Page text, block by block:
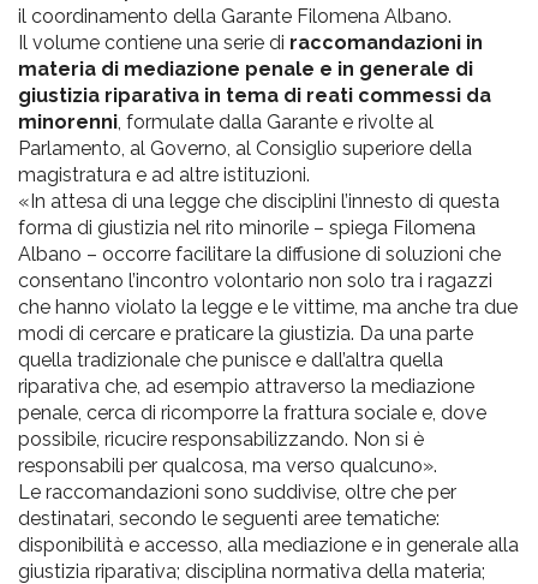
il coordinamento della Garante Filomena Albano.
Il volume contiene una serie di raccomandazioni in
materia di mediazione penale e in generale di
giustizia riparativa in tema di reati commessi da
minorenni, formulate dalla Garante e rivolte al
Parlamento, al Governo, al Consiglio superiore della
magistratura e ad altre istituzioni.
«In attesa di una legge che disciplini l’innesto di questa
forma di giustizia nel rito minorile – spiega Filomena
Albano – occorre facilitare la diffusione di soluzioni che
consentano l’incontro volontario non solo tra i ragazzi
che hanno violato la legge e le vittime, ma anche tra due
modi di cercare e praticare la giustizia. Da una parte
quella tradizionale che punisce e dall’altra quella
riparativa che, ad esempio attraverso la mediazione
penale, cerca di ricomporre la frattura sociale e, dove
possibile, ricucire responsabilizzando. Non si è
responsabili per qualcosa, ma verso qualcuno».
Le raccomandazioni sono suddivise, oltre che per
destinatari, secondo le seguenti aree tematiche:
disponibilità e accesso, alla mediazione e in generale alla
giustizia riparativa; disciplina normativa della materia;